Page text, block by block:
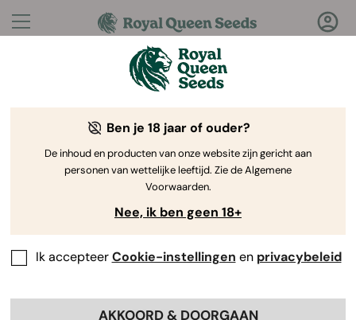
Vragen?Antwoorden!
Welkom bij de Royal Queen Seeds Help Center
Help Center > Producten en
Back
Ben je 18 jaar of ouder?
De inhoud en producten van onze website zijn gericht aan
personen van wettelijke leeftijd. Zie de Algemene
Voorwaarden.
Nee, ik ben geen 18+
Ik accepteerCookie-instellingen en privacybeleid
AKKOORD & DOORGAAN